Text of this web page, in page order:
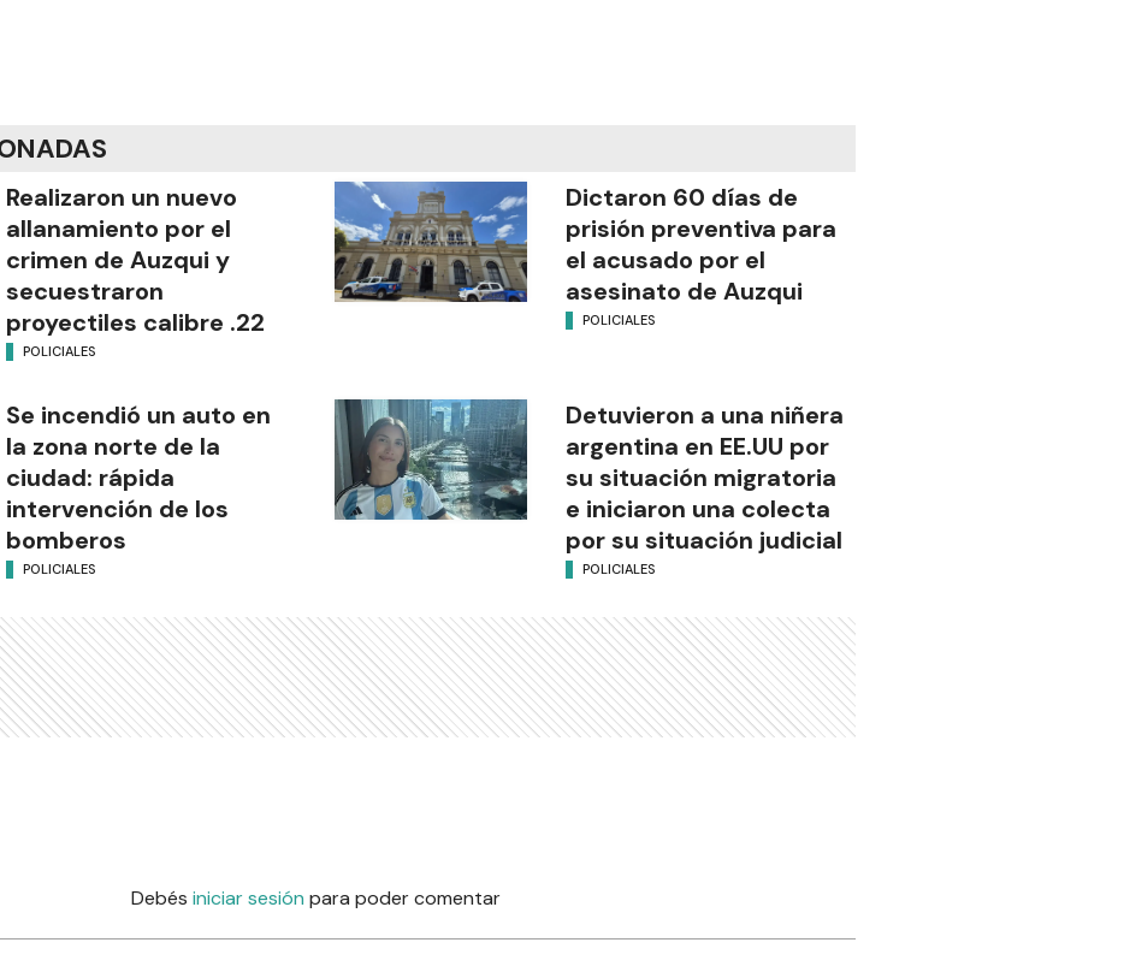
Realizaron un nuevo
allanamiento por el
crimen de Auzqui y
secuestraron
proyectiles calibre .22
POLICIALES
Dictaron 60 días de
prisión preventiva para
el acusado por el
asesinato de Auzqui
POLICIALES
Se incendió un auto en
la zona norte de la
ciudad: rápida
intervención de los
bomberos
POLICIALES
Detuvieron a una niñera
argentina en EE.UU por
su situación migratoria
e iniciaron una colecta
por su situación judicial
POLICIALES
Debés iniciar sesión para poder comentar